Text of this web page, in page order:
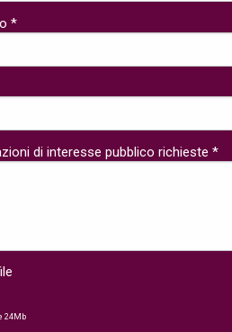
*
di interesse pubblico richieste *
24Mb